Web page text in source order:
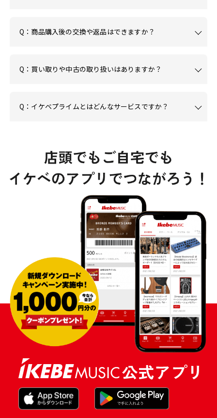
Q：商品購入後の交換や返品はできますか？
Q：買い取りや中古の取り扱いはありますか？
Q：イケベプライムとはどんなサービスですか？